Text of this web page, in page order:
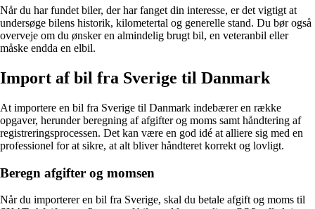
Når du har fundet biler, der har fanget din interesse, er det vigtigt at
undersøge bilens historik, kilometertal og generelle stand. Du bør også
overveje om du ønsker en almindelig brugt bil, en veteranbil eller
måske endda en elbil.
Import af bil fra Sverige til Danmark
At importere en bil fra Sverige til Danmark indebærer en række
opgaver, herunder beregning af afgifter og moms samt håndtering af
registreringsprocessen. Det kan være en god idé at alliere sig med en
professionel for at sikre, at alt bliver håndteret korrekt og lovligt.
Beregn afgifter og momsen
Når du importerer en bil fra Sverige, skal du betale afgift og moms til